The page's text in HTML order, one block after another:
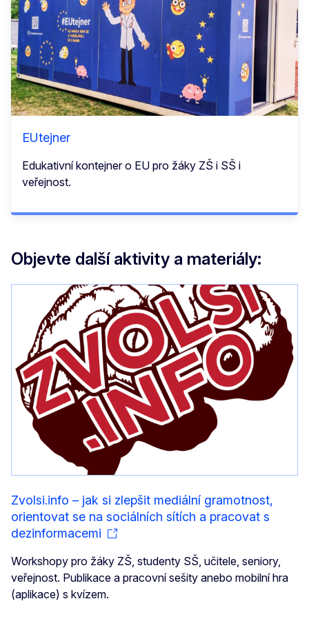
EUtejner
Edukativní kontejner o EU pro žáky ZŠ i SŠ i
veřejnost.
Objevte další aktivity a materiály:
Zvolsi.info – jak si zlepšit mediální gramotnost,
orientovat se na sociálních sítích a pracovat s
dezinformacemi
Workshopy pro žáky ZŠ, studenty SŠ, učitele, seniory,
veřejnost. Publikace a pracovní sešity anebo mobilní hra
(aplikace) s kvízem.